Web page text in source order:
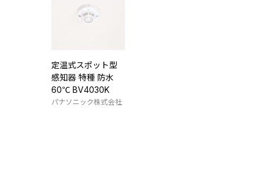
定温式スポット型
感知器 特種 防水
60℃ BV4030K
パナソニック株式会社